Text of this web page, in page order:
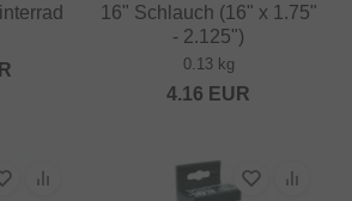
16" Schlauch (16" x 1.75"
- 2.125")
0.13 kg
4.16 EUR